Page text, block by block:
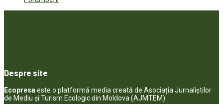
Despre site
Ecopresa este o platformă media creată de Asociația Jurnaliștilor
de Mediu și Turism Ecologic din Moldova (AJMTEM).